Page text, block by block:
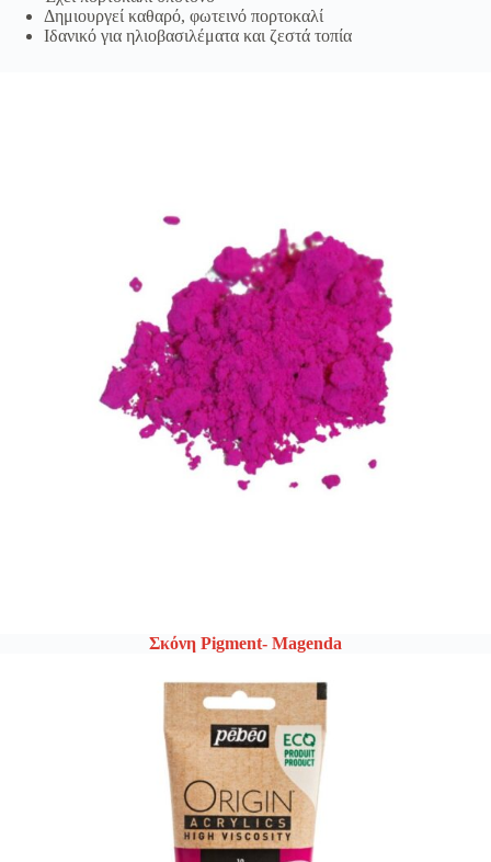
Δημιουργεί καθαρό, φωτεινό πορτοκαλί
Ιδανικό για ηλιοβασιλέματα και ζεστά τοπία
Σκόνη Pigment- Magenda